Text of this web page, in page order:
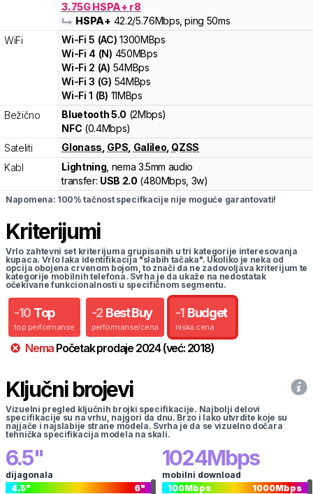
3.75G HSPA+ r8
HSPA+ 42.2/5.76Mbps , ping 50ms
WiFi
Wi-Fi5 (AC) 1300MBps
Wi-Fi 4 (N) 450MBps
Wi-Fi 2 (A) 54MBps
Wi-Fi3 (G) 54MBps
Wi-Fi1 (B) 11MBps
Bežično
Bluetooth 5.0 (2Mbps)
NFC (0.4Mbps)
Sateliti
Glonass GPS Galileo QZSS
Kabl
Lightning , nema 3.5mm audio
transfer: USB 2.0 (480Mbps, 3w)
Napomena: 100% tačnost specifkacije nije moguće garantovati!
Kriterijumi
Vrlo zahtevni set kriterijuma grupisanih u tri kategorije interesovanja
kupaca. Vrlo laka identifikacija "slabih tačaka". Ukoliko je neka od
opcija obojena crvenom bojom, to znači da ne zadovoljava kriterijum te
kategorije mobilnih telefona. Svrha je da ukaže na nedostatak
očekivane funkcionalnosti u specifičnom segmentu.
-10 Top
top performanse
-2 Best Buy
performanse/cena
-1 Budget
niska cena
Nema Početak prodaje 2024(već: 2018)
Ključni brojevi
Vizuelni pregled ključnih brojki specifikacije. Najbolji delovi
specifikacije su na vrhu, najgori da dnu. Brzo i lako utvrdite koje su
najjače i najslabije strane modela. Svrha je da se vizuelno dočara
tehnička specifikacija modela na skali.
6.5"
dijagonala
4.5" 6"
1024Mbps
mobilni download
100Mbps 1000Mbps